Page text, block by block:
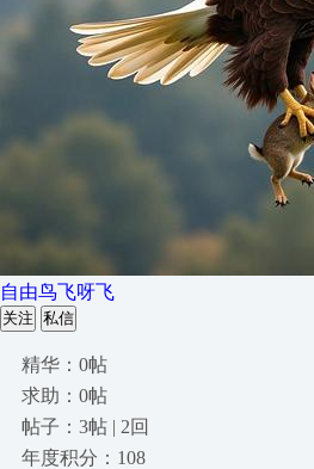
自由鸟飞呀飞
关注 私信
精华：0帖
求助：0帖
帖子：3帖 | 2回
年度积分：108